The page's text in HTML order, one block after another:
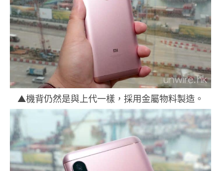
▲機背仍然是與上代一樣，採用金屬物料製造。